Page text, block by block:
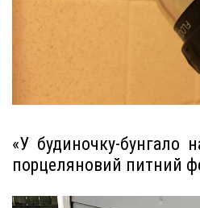
«У будиночку-бунгало
порцеляновий питний